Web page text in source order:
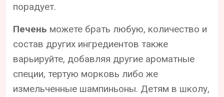
порадует.
Печень можете брать любую, количество и
состав других ингредиентов также
варьируйте, добавляя другие ароматные
специи, тертую морковь либо же
измельченные шампиньоны. Детям в школу,